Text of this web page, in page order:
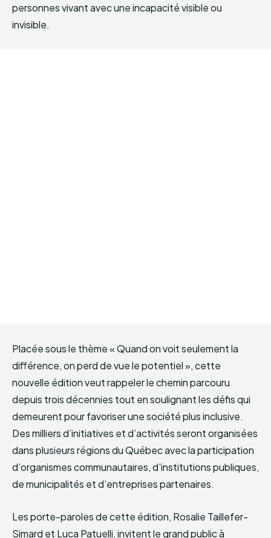
personnes vivant avec une incapacité visible ou
invisible.
Placée sous le thème « Quand on voit seulement la
différence, on perd de vue le potentiel », cette
nouvelle édition veut rappeler le chemin parcouru
depuis trois décennies tout en soulignant les défis qui
demeurent pour favoriser une société plus inclusive.
Des milliers d’initiatives et d’activités seront organisées
dans plusieurs régions du Québec avec la participation
d’organismes communautaires, d’institutions publiques,
de municipalités et d’entreprises partenaires.
Les porte-paroles de cette édition, Rosalie Taillefer-
Simard et Luca Patuelli, invitent le grand public à